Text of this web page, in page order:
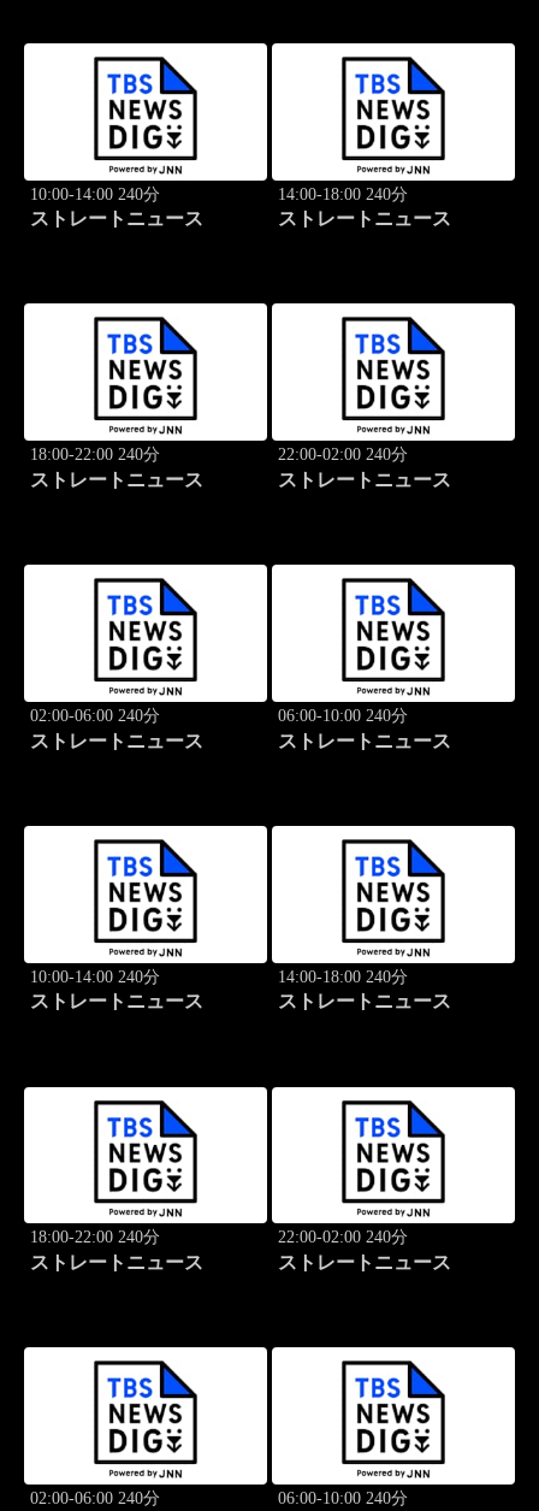
10:00-14:00 240分
ストレートニュース
14:00-18:00 240分
ストレートニュース
18:00-22:00 240分
ストレートニュース
22:00-02:00 240分
ストレートニュース
02:00-06:00 240分
ストレートニュース
06:00-10:00 240分
ストレートニュース
10:00-14:00 240分
ストレートニュース
14:00-18:00 240分
ストレートニュース
18:00-22:00 240分
ストレートニュース
22:00-02:00 240分
ストレートニュース
02:00-06:00 240分 06:00-10:00 240分